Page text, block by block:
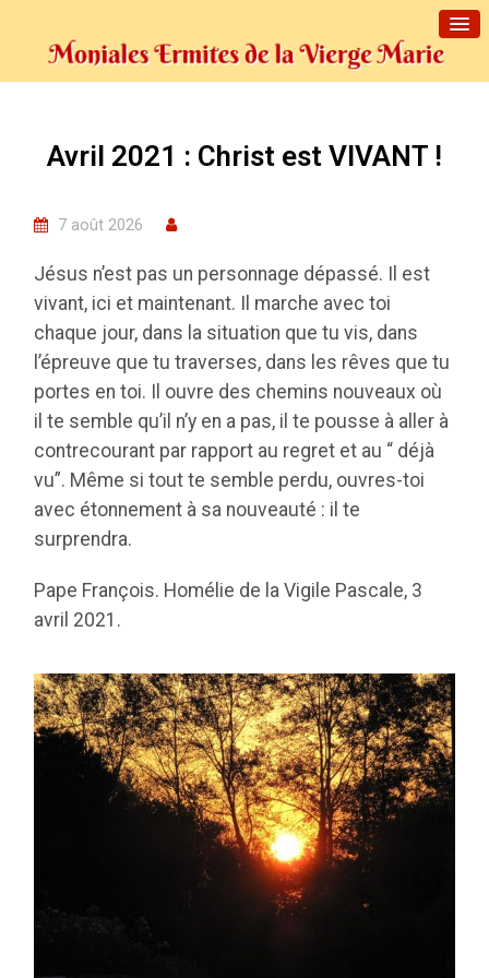
Avril 2021 : Christ est VIVANT !
7 août 2026
Jésus n’est pas un personnage dépassé. Il est
vivant, ici et maintenant. Il marche avec toi
chaque jour, dans la situation que tu vis, dans
l’épreuve que tu traverses, dans les rêves que tu
portes en toi. Il ouvre des chemins nouveaux où
il te semble qu’il n’y en a pas, il te pousse à aller à
contrecourant par rapport au regret et au “ déjà
vu”. Même si tout te semble perdu, ouvres-toi
avec étonnement à sa nouveauté : il te
surprendra.
Pape François. Homélie de la Vigile Pascale, 3
avril 2021.